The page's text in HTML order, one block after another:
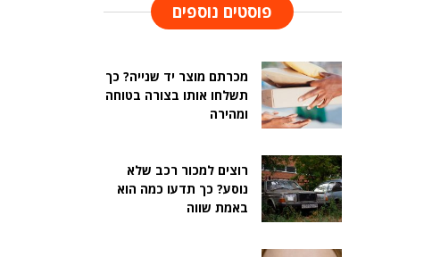
פוסטים נוספים
מכרתם מוצר יד שנייה? כך
תשלחו אותו בצורה בטוחה
ומהירה
רוצים למכור רכב שלא
נוסע? כך תדעו כמה הוא
באמת שווה